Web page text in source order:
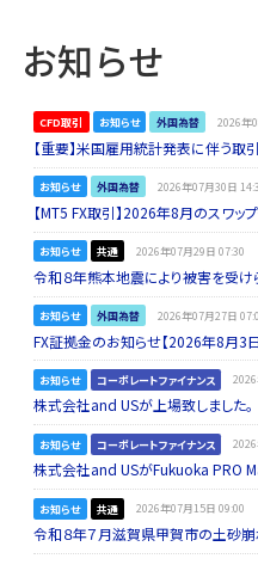
お知らせ
CFD取引 お知らせ 外国為替 2026年
【重要】米国雇用統計発表に伴う取
お知らせ 外国為替 2026年07月30日
【MT5 FX取引】2026年8月のスワ
お知らせ 共通 2026年07月29日 07:30
令和８年熊本地震により被害を受け
お知らせ 外国為替 2026年07月27日
FX証拠金のお知らせ【2026年8月3
お知らせ コーポレートファイナンス
株式会社and USが上場致しました。
お知らせ コーポレートファイナンス
株式会社and USがFukuoka PRO
お知らせ 共通 2026年07月15日 09:00
令和８年７月滋賀県甲賀市の土砂